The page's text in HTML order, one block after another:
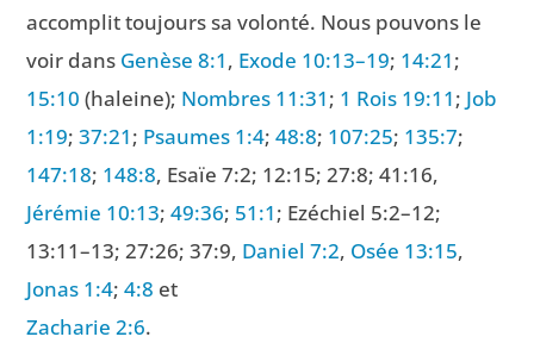
accomplit toujours sa volonté. Nous pouvons le
voir dans Genèse 8:1, Exode 10:13–19; 14:21;
15:10 (haleine); Nombres 11:31; 1 Rois 19:11; Job
1:19;37:21; Psaumes 1:4;48:8; 107:25; 135:7;
147:18; 148:8, Esaïe 7:2; 12:15; 27:8; 41:16,
Jérémie 10:13;49:36; 51:1; Ezéchiel 5:2–12;
13:11–13; 27:26; 37:9, Daniel 7:2, Osée 13:15,
Jonas 1:4;4:8 et
Zacharie 2:6.